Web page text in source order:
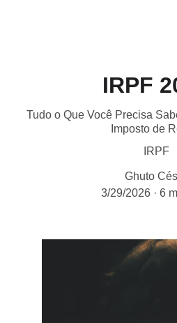
IRPF
Tudo o Que Você Precisa
Imposto de
IRPF
Ghuto
3/29/2026
6